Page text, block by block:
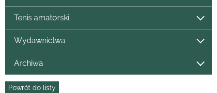
Tenis amatorski
Wydawnictwa
Archiwa
Powrót do listy